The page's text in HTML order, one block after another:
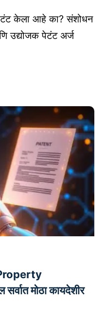
केला आहे का? संशोधन
उद्योजक पेटंट अर्ज
मोठा कायदेशीर